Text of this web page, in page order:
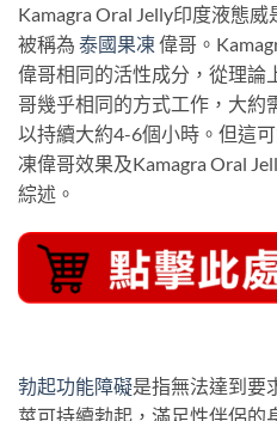
Kamagra Oral Jelly印度液態
被稱為 泰國果凍偉哥。
偉哥相同的活性成分，從理論
哥幾乎相同的方式工作，大約
以持續大約4-6個小時。但這
凍偉哥效果及Kamagra Oral
綜述。
勃起功能障礙是指無法達到要
莖可持續勃起，滿足性伴侶的